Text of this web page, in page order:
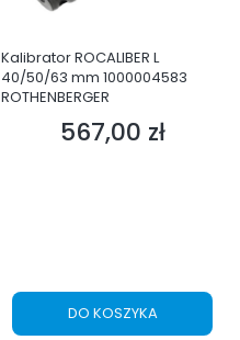
Kalibrator ROCALIBER L
40/50/63 mm 1000004583
ROTHENBERGER
Cena
567,00 zł
DO KOSZYKA